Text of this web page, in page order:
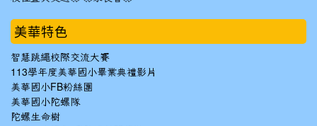
美華特色
智慧跳繩校際交流大賽
113學年度美華國小畢業典禮影片
美華國小FB粉絲團
美華國小陀螺隊
陀螺生命樹